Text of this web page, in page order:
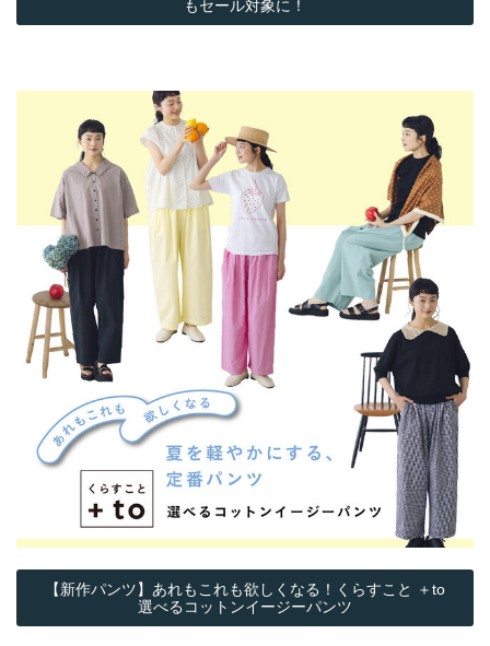
もセール対象に！
【新作パンツ】あれもこれも欲しくなる！くらすこと ＋to
選べるコットンイージーパンツ